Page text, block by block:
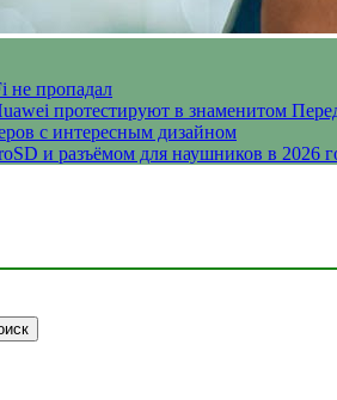
не пропадал
протестируют в знаменитом
с интересным дизайном
и разъёмом для наушников в 2026